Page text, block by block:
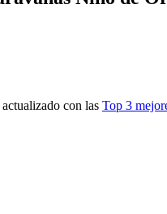
con las Top 3